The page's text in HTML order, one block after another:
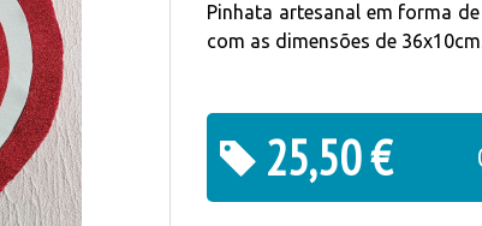
Pinhata artesanal em forma
com as dimensões de
25,50 €